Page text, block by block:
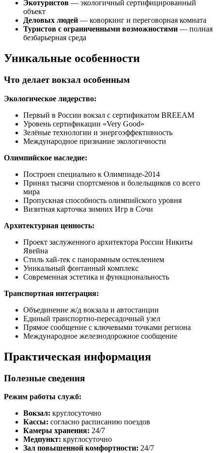
Экотуристов — экологичный сертифицированный
объект
Деловых людей — коворкинг и переговорная комната
Туристов с ограниченными возможностями — полная
безбарьерная среда
Уникальные особенности
Что делает вокзал особенным
Экологическое лидерство:
Первый в России вокзал с сертификатом BREEAM
Уровень сертификации «Very Good»
Зелёные технологии и энергоэффективность
Международное признание экологичности
Олимпийское наследие:
Построен специально к Олимпиаде-2014
Принял тысячи спортсменов и болельщиков со всего
мира
Пропускная способность олимпийского уровня
Визитная карточка зимних Игр в Сочи
Архитектурная ценность:
Проект заслуженного архитектора России Никиты
Явейна
Стиль хай-тек с панорамным остеклением
Уникальный фонтанный комплекс
Современная эстетика и функциональность
Транспортная интеграция:
Объединение ж/д вокзала и автостанции
Единый транспортно-пересадочный узел
Прямое сообщение с ключевыми точками региона
Международное железнодорожное сообщение
Практическая информация
Полезные сведения
Режим работы служб:
Вокзал: круглосуточно
Кассы: согласно расписанию поездов
Камеры хранения: 24/7
Медпункт: круглосуточно
Зал повышенной комфортности: 24/7